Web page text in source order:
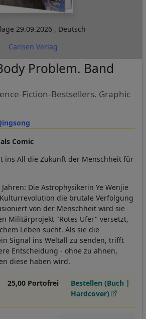
29.09.2026 , Deutsch
Carlsen Verlag
Problem. Band
Fiction-Bestsellers. Graphic
als Comic
ins All die Zukunft der Menschheit für
Die Astrophysikerin Ye Wenjie
die brutale Verfolgung
von der Menschheit wird sie
Militärprojekt "Rotes Ufer" versetzt,
Leben sucht. Als sie die
Signal ins Weltall zu senden, trifft
Entscheidung - ohne zu ahnen,
diese haben wird.
25,00 Portofrei
Bestellen (Buch |
Hardcover)